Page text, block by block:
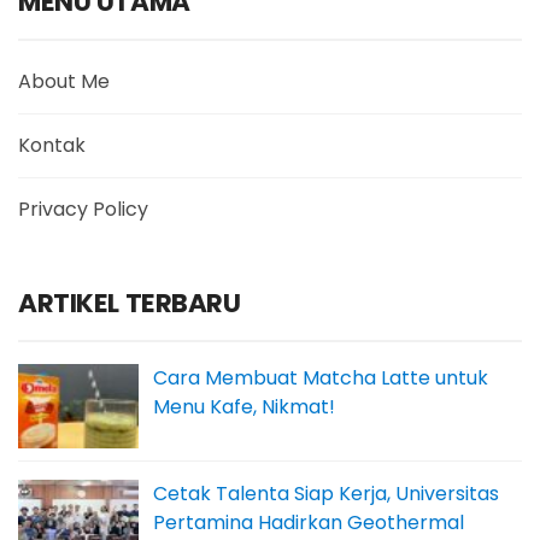
About Me
Kontak
Privacy Policy
ARTIKEL TERBARU
Cara Membuat Matcha Latte untuk
Menu Kafe, Nikmat!
Cetak Talenta Siap Kerja, Universitas
Pertamina Hadirkan Geothermal